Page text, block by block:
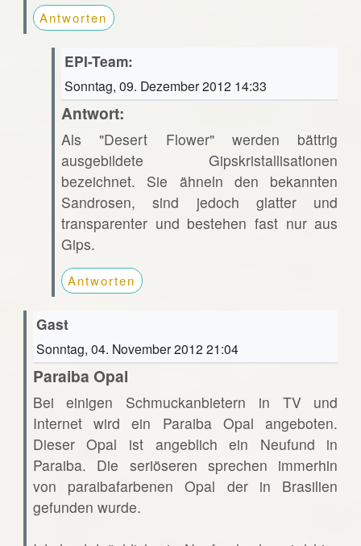
Antworten
EPI-Team:
Sonntag, 09. Dezember 2012 14:33
Antwort:
Als "Desert Flower" werden bättrig
ausgebildete Gipskristallisationen
bezeichnet. Sie ähneln den bekannten
Sandrosen, sind jedoch glatter und
transparenter und bestehen fast nur aus
Gips.
Antworten
Gast
Sonntag, 04. November 2012 21:04
Paraiba Opal
Bei einigen Schmuckanbietern in TV und
Internet wird ein Paraiba Opal angeboten.
Dieser Opal ist angeblich ein Neufund in
Paraiba. Die seriöseren sprechen immerhin
von paraibafarbenen Opal der in Brasilien
gefunden wurde.